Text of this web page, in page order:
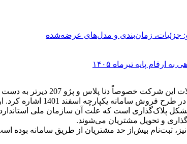
جزئیات، زمان‌بندی و مدل‌های عرضه‌شده
پایه تیرماه ۱۴۰۵
پژو 207 دیرتر به دست مشتریان برسند را عنوان کرد:
او گفت صف خریداران و ثبت‌نام آن‌ها بیش‌از انتظار ما بوده است.
پلاک‌گذاری است که علت آن سازمان ملی استاندارد
و تحویل مشتریان می‌شوند.
خودروهای پژو 207 و محصولات هایما نیز، ثبت‌نام بیش‌از حد